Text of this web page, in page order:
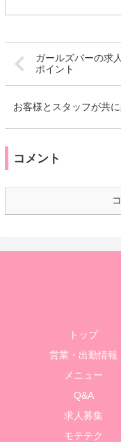
ガールズバーの求
ポイント
お客様とスタッフが共
コメント
トップ
営業・出勤情報
メニュー
Q&A
求人募集
モテテク